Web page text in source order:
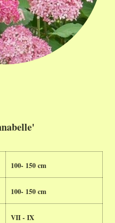
100- 150 cm
100- 150 cm
VII - IX